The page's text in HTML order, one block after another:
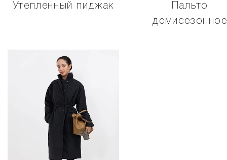
Утепленный пиджак
Пальто
демисезонное